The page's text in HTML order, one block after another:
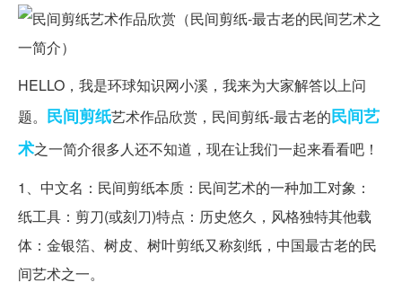
HELLO，我是环球知识网小溪，我来为大家解答以上问
题。 民间剪纸艺术作品欣赏，民间剪纸-最古老的民间艺
术之一简介很多人还不知道，现在让我们一起来看看吧！
1、中文名：民间剪纸本质：民间艺术的一种加工对象：
纸工具：剪刀(或刻刀)特点：历史悠久，风格独特其他载
体：金银箔、树皮、树叶剪纸又称刻纸，中国最古老的民
间艺术之一。